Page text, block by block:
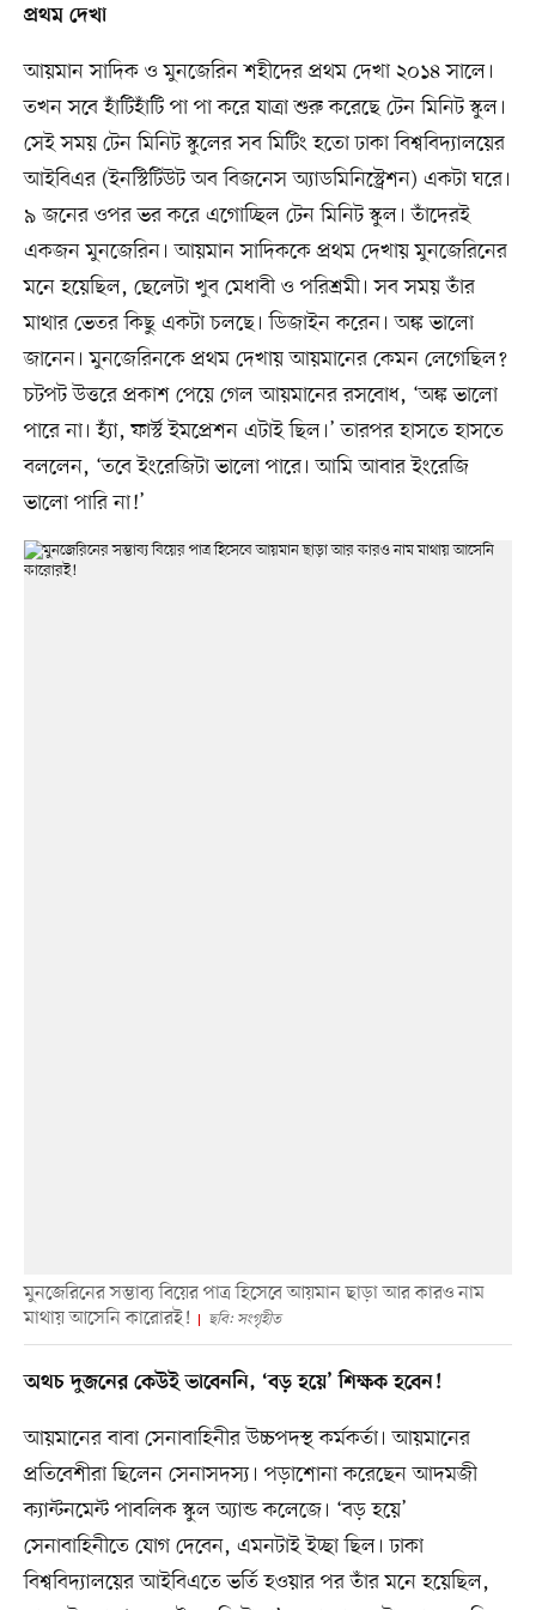
প্রথম দেখা
আয়মান সাদিক ও মুনজেরিন শহীদের প্রথম দেখা ২০১৪ সালে।
তখন সবে হাঁটিহাঁটি পা পা করে যাত্রা শুরু করেছে টেন মিনিট স্কুল।
সেই সময় টেন মিনিট স্কুলের সব মিটিং হতো ঢাকা বিশ্ববিদ্যালয়ের
আইবিএর (ইনস্টিটিউট অব বিজনেস অ্যাডমিনিস্ট্রেশন) একটা ঘরে।
৯ জনের ওপর ভর করে এগোচ্ছিল টেন মিনিট স্কুল। তাঁদেরই
একজন মুনজেরিন। আয়মান সাদিককে প্রথম দেখায় মুনজেরিনের
মনে হয়েছিল, ছেলেটা খুব মেধাবী ও পরিশ্রমী। সব সময় তাঁর
মাথার ভেতর কিছু একটা চলছে। ডিজাইন করেন। অঙ্ক ভালো
জানেন। মুনজেরিনকে প্রথম দেখায় আয়মানের কেমন লেগেছিল?
চটপট উত্তরে প্রকাশ পেয়ে গেল আয়মানের রসবোধ, ‘অঙ্ক ভালো
পারে না। হ্যাঁ, ফার্স্ট ইমপ্রেশন এটাই ছিল।’ তারপর হাসতে হাসতে
বললেন, ‘তবে ইংরেজিটা ভালো পারে। আমি আবার ইংরেজি
ভালো পারি না!’
মুনজেরিনের সম্ভাব্য বিয়ের পাত্র হিসেবে আয়মান ছাড়া আর কারও নাম
মাথায় আসেনি কারোরই!
ছবি: সংগৃহীত
অথচ দুজনের কেউই ভাবেননি, ‘বড় হয়ে’ শিক্ষক হবেন!
আয়মানের বাবা সেনাবাহিনীর উচ্চপদস্থ কর্মকর্তা। আয়মানের
প্রতিবেশীরা ছিলেন সেনাসদস্য। পড়াশোনা করেছেন আদমজী
ক্যান্টনমেন্ট পাবলিক স্কুল অ্যান্ড কলেজে। ‘বড় হয়ে’
সেনাবাহিনীতে যোগ দেবেন, এমনটাই ইচ্ছা ছিল। ঢাকা
বিশ্ববিদ্যালয়ের আইবিএতে ভর্তি হওয়ার পর তাঁর মনে হয়েছিল,